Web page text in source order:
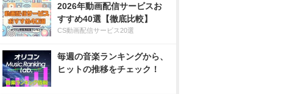
2026年動画配信サービスお
すすめ40選【徹底比較】
CS動画配信サービス20選
毎週の音楽ランキングから、
ヒットの推移をチェック！